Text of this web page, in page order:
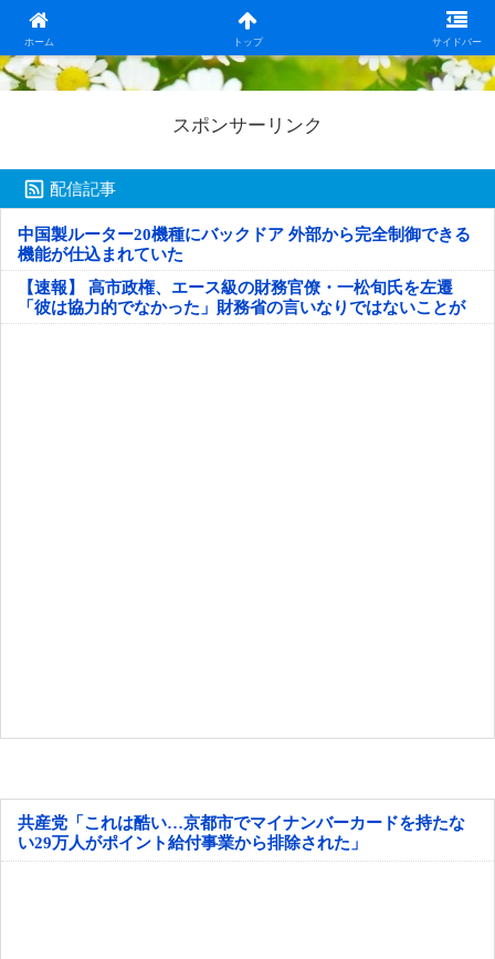
ホーム トップ サイドバー
日本第一！ニュース録
スポンサーリンク
配信記事
中国製ルーター20機種にバックドア 外部から完全制御できる
機能が仕込まれていた
【速報】 高市政権、エース級の財務官僚・一松旬氏を左遷
「彼は協力的でなかった」財務省の言いなりではないことが
判明
共産党「これは酷い…京都市でマイナンバーカードを持たな
い29万人がポイント給付事業から排除された」